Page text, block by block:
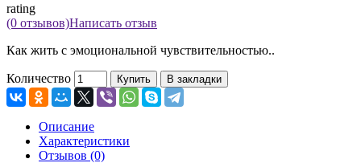
rating
(0 отзывов)Написать отзыв
Как жить с эмоциональной чувствительностью..
Количество Купить В закладки
Описание
Характеристики
Отзывов (0)